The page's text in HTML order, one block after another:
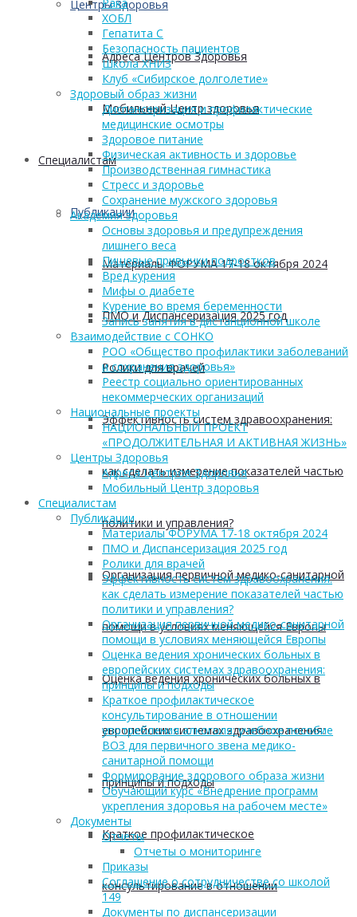
Центры Здоровья
Адреса Центров Здоровья
Мобильный Центр здоровья
Cпециалистам
Публикации
Материалы ФОРУМА 17-18 октября 2024
ПМО и Диспансеризация 2025 год
Ролики для врачей
Эффективность систем здравоохранения:
как сделать измерение показателей частью
политики и управления?
Организация первичной медико-санитарной
помощи в условиях меняющейся Европы
Оценка ведения хронических больных в
европейских системах здравоохранения:
принципы и подходы
Краткое профилактическое
консультирование в отношении
ХОБЛ
Гепатита С
Безопасность пациентов
Школа ХНИЗ
Клуб «Сибирское долголетие»
Здоровый образ жизни
Диспансеризация и профилактические
медицинские осмотры
Здоровое питание
Физическая активность и здоровье
Производственная гимнастика
Стресс и здоровье
Сохранение мужского здоровья
Академия здоровья
Основы здоровья и предупреждения
лишнего веса
Пищевые привычки подростков
Вред курения
Мифы о диабете
Курение во время беременности
Запись занятия в дистанционной школе
Взаимодействие с СОНКО
РОО «Общество профилактики заболеваний
и сохранения здоровья»
Реестр социально ориентированных
некоммерческих организаций
Национальные проекты
НАЦИОНАЛЬНЫЙ ПРОЕКТ
«ПРОДОЛЖИТЕЛЬНАЯ И АКТИВНАЯ ЖИЗНЬ»
Центры Здоровья
Адреса Центров Здоровья
Мобильный Центр здоровья
Cпециалистам
Публикации
Материалы ФОРУМА 17-18 октября 2024
ПМО и Диспансеризация 2025 год
Ролики для врачей
Эффективность систем здравоохранения:
как сделать измерение показателей частью
политики и управления?
Организация первичной медико-санитарной
помощи в условиях меняющейся Европы
Оценка ведения хронических больных в
европейских системах здравоохранения:
принципы и подходы
Краткое профилактическое
консультирование в отношении
употребления алкоголя: учебное пособие
ВОЗ для первичного звена медико-
санитарной помощи
Формирование здорового образа жизни
Обучающий курс «Внедрение программ
укрепления здоровья на рабочем месте»
Документы
Отчеты
Отчеты о мониторинге
Приказы
Соглашение о сотрудничестве со школой
149
Документы по диспансеризации